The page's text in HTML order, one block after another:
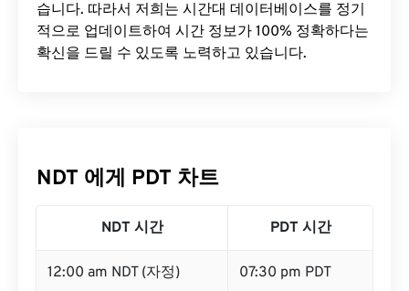
습니다. 따라서 저희는 시간대 데이터베이스를 정기
적으로 업데이트하여 시간 정보가 100% 정확하다는
확신을 드릴 수 있도록 노력하고 있습니다.
NDT 에게 PDT 차트
NDT 시간 PDT 시간
12:00 am NDT (자정) 07:30 pm PDT